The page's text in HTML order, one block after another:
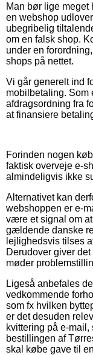
Man bør lige
en webshop
ubegribelig
om en falsk shop.
under en
shops på nettet.
Vi går generelt ind
mobilbetaling. Som
afdragsordning fra
at finansiere
Forinden nogen
faktisk overveje e-
almindeligvis ikke
Alternativet kan
webshoppen er e-
være et signal om
gældende danske
lejlighedsvis tilses
Derudover giver
møder
Ligeså anbefales
vedkommende
som fx hvilken
er det desuden
kvittering på e-
bestillingen af
skal købe gave til